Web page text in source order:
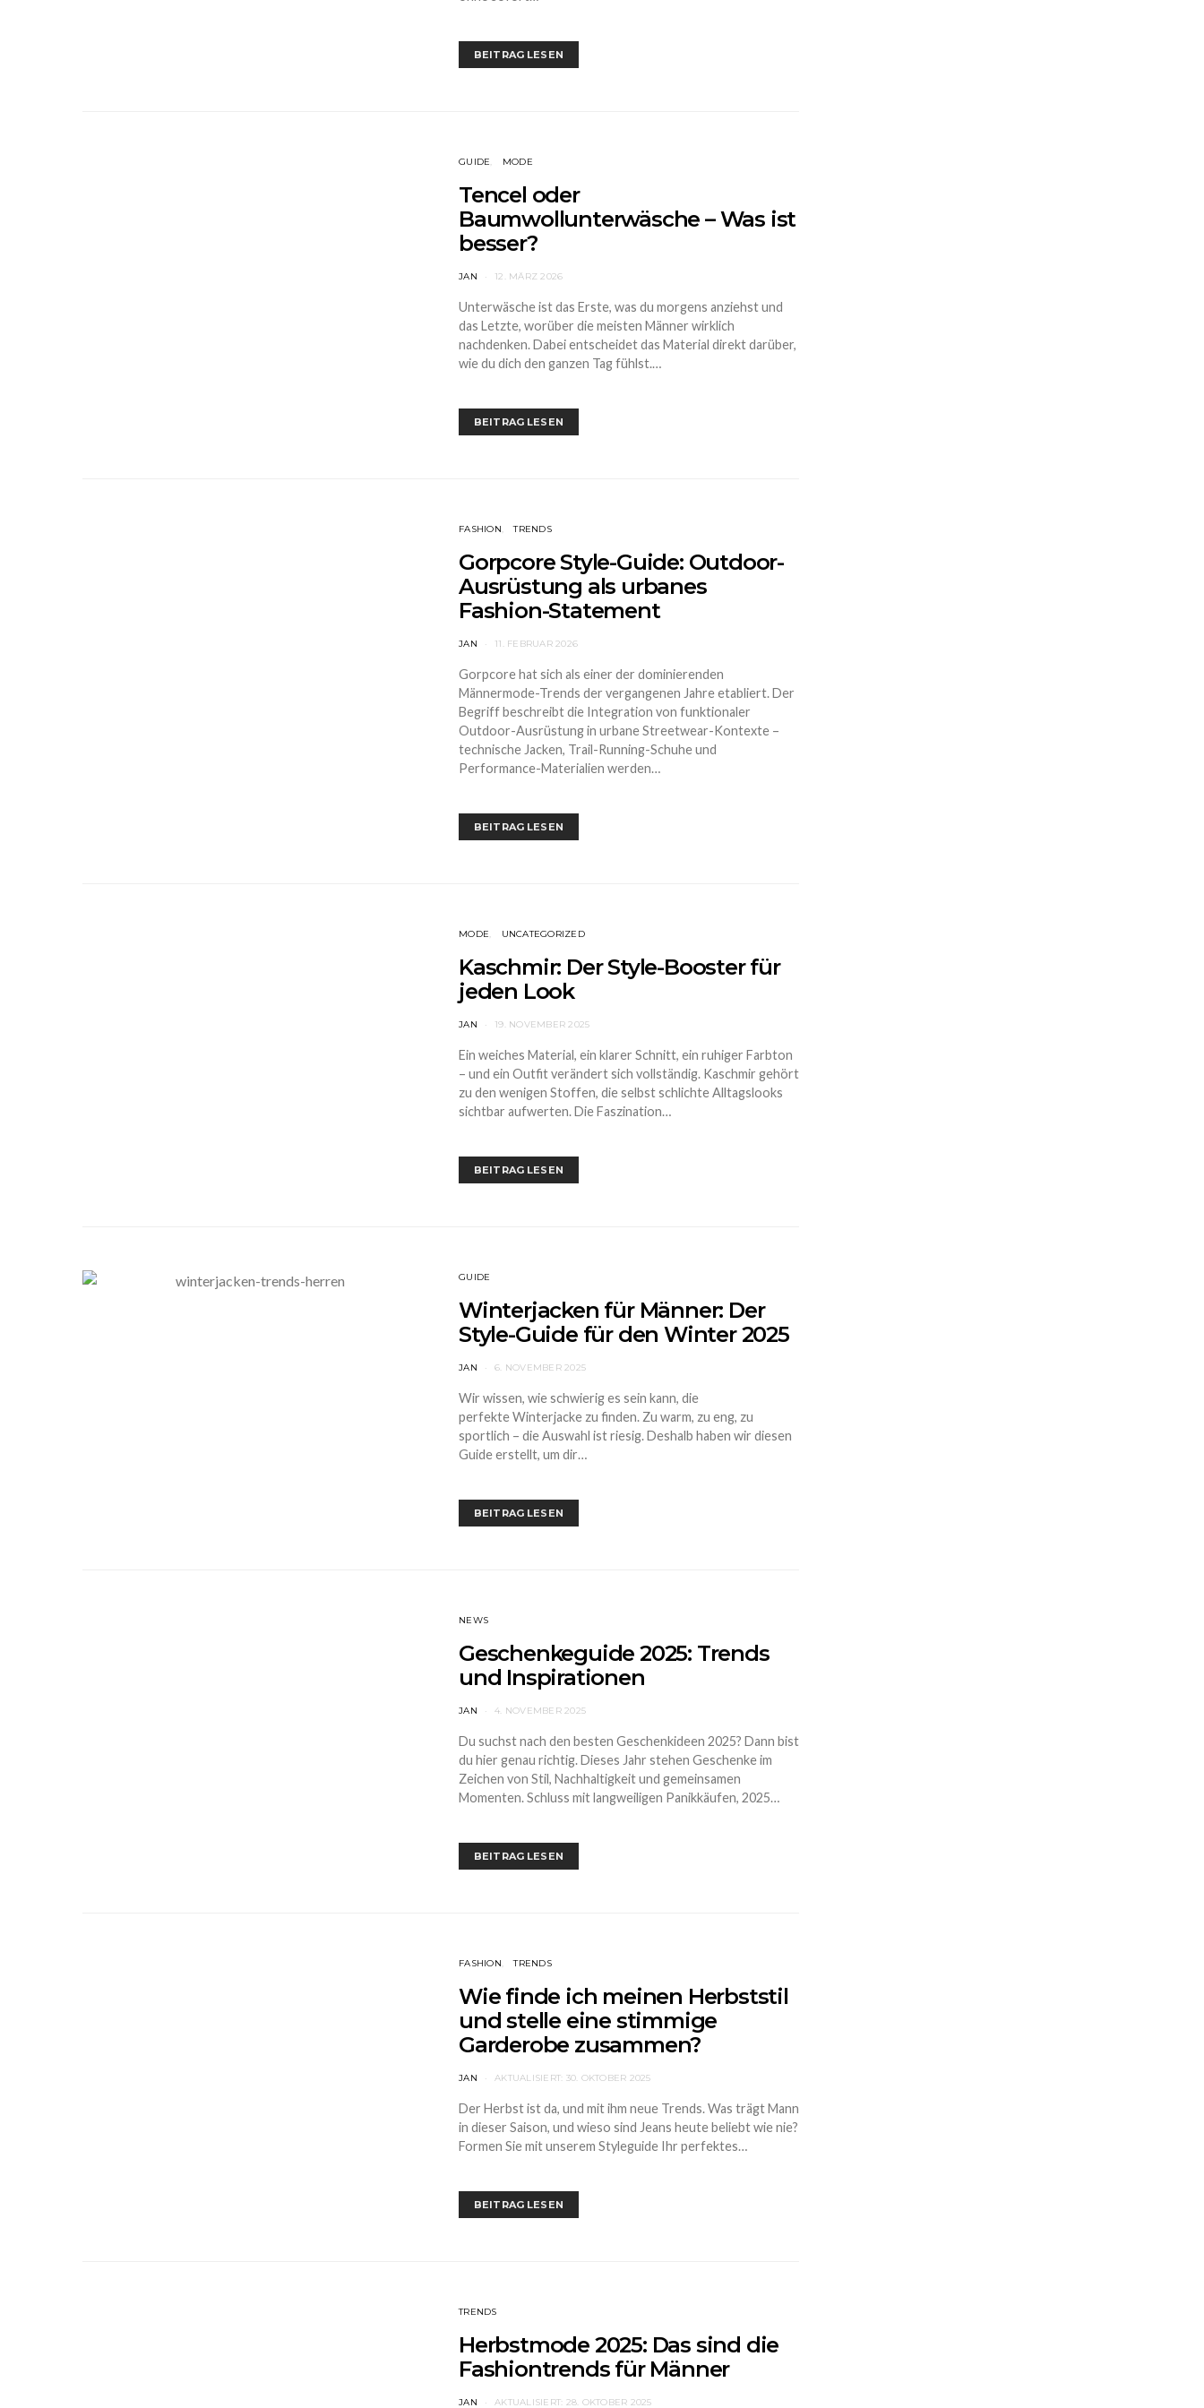
BEITRAG LESEN
GUIDE MODE
Tencel oder
Baumwollunterwäsche – Was ist
besser?
JAN 12. MÄRZ 2026
Unterwäsche ist das Erste, was du morgens anziehst und
das Letzte, worüber die meisten Männer wirklich
nachdenken. Dabei entscheidet das Material direkt darüber,
wie du dich den ganzen Tag fühlst.…
BEITRAG LESEN
FASHION TRENDS
Gorpcore Style-Guide: Outdoor-
Ausrüstung als urbanes
Fashion-Statement
JAN 11. FEBRUAR 2026
Gorpcore hat sich als einer der dominierenden
Männermode-Trends der vergangenen Jahre etabliert. Der
Begriff beschreibt die Integration von funktionaler
Outdoor-Ausrüstung in urbane Streetwear-Kontexte –
technische Jacken, Trail-Running-Schuhe und
Performance-Materialien werden…
BEITRAG LESEN
MODE UNCATEGORIZED
Kaschmir: Der Style-Booster für
jeden Look
JAN 19. NOVEMBER 2025
Ein weiches Material, ein klarer Schnitt, ein ruhiger Farbton
– und ein Outfit verändert sich vollständig. Kaschmir gehört
zu den wenigen Stoffen, die selbst schlichte Alltagslooks
sichtbar aufwerten. Die Faszination…
BEITRAG LESEN
GUIDE
Winterjacken für Männer: Der
Style-Guide für den Winter 2025
JAN 6. NOVEMBER 2025
Wir wissen, wie schwierig es sein kann, die
perfekte Winterjacke zu finden. Zu warm, zu eng, zu
sportlich – die Auswahl ist riesig. Deshalb haben wir diesen
Guide erstellt, um dir…
BEITRAG LESEN
NEWS
Geschenkeguide 2025: Trends
und Inspirationen
JAN 4. NOVEMBER 2025
Du suchst nach den besten Geschenkideen 2025? Dann bist
du hier genau richtig. Dieses Jahr stehen Geschenke im
Zeichen von Stil, Nachhaltigkeit und gemeinsamen
Momenten. Schluss mit langweiligen Panikkäufen, 2025…
BEITRAG LESEN
FASHION TRENDS
Wie finde ich meinen Herbststil
und stelle eine stimmige
Garderobe zusammen?
JAN AKTUALISIERT: 30. OKTOBER 2025
Der Herbst ist da, und mit ihm neue Trends. Was trägt Mann
in dieser Saison, und wieso sind Jeans heute beliebt wie nie?
Formen Sie mit unserem Styleguide Ihr perfektes…
BEITRAG LESEN
TRENDS
Herbstmode 2025: Das sind die
Fashiontrends für Männer
JAN AKTUALISIERT: 28. OKTOBER 2025